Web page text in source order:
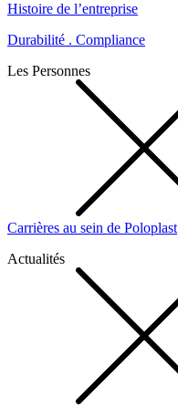
Histoire de l’entreprise
Durabilité . Compliance
Les Personnes
Carrières au sein de Poloplast
Actualités